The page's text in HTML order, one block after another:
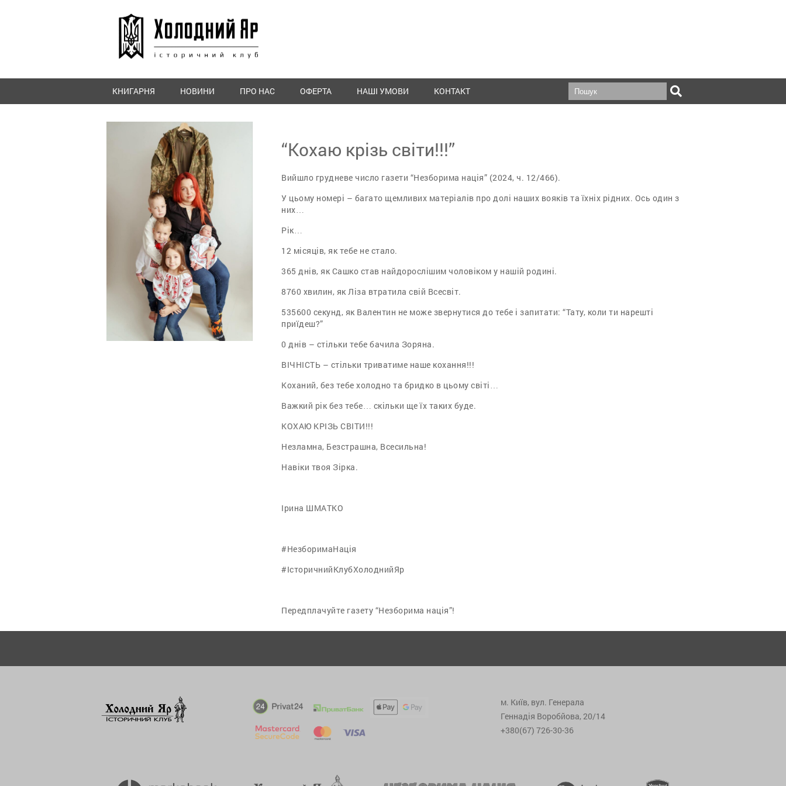
КНИГАРНЯ НОВИНИ ПРО НАС ОФЕРТА НАШІ УМОВИ КОНТАКТ
“Кохаю крізь світи!!!”
Вийшло грудневе число газети “Незборима нація” (2024, ч. 12/466).
У цьому номері – багато щемливих матеріалів про долі наших вояків та їхніх рідних. Ось один з
них…
Рік…
12 місяців, як тебе не стало.
365 днів, як Сашко став найдорослішим чоловіком у нашій родині.
8760 хвилин, як Ліза втратила свій Всесвіт.
535600 секунд, як Валентин не може звернутися до тебе і запитати: “Тату, коли ти нарешті
приїдеш?”
0 днів – стільки тебе бачила Зоряна.
ВІЧНІСТЬ – стільки триватиме наше кохання!!!
Коханий, без тебе холодно та бридко в цьому світі…
Важкий рік без тебе… скільки ще їх таких буде.
КОХАЮ КРІЗЬ СВІТИ!!!
Незламна, Безстрашна, Всесильна!
Навіки твоя Зірка.
Ірина ШМАТКО
#НезборимаНація
#ІсторичнийКлубХолоднийЯр
Передплачуйте газету “Незборима нація”!
м. Київ, вул. Генерала
Геннадія Воробйова, 20/14
+380(67) 726-30-36